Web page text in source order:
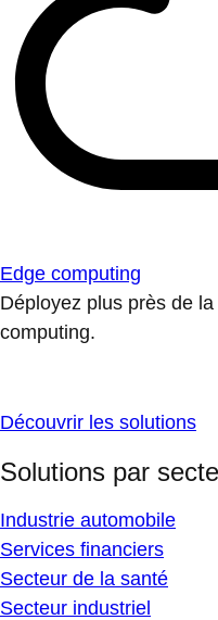
Edge computing
Déployez plus près de
computing.
Découvrir les solutions
Solutions par
Industrie automobile
Services financiers
Secteur de la santé
Secteur industriel